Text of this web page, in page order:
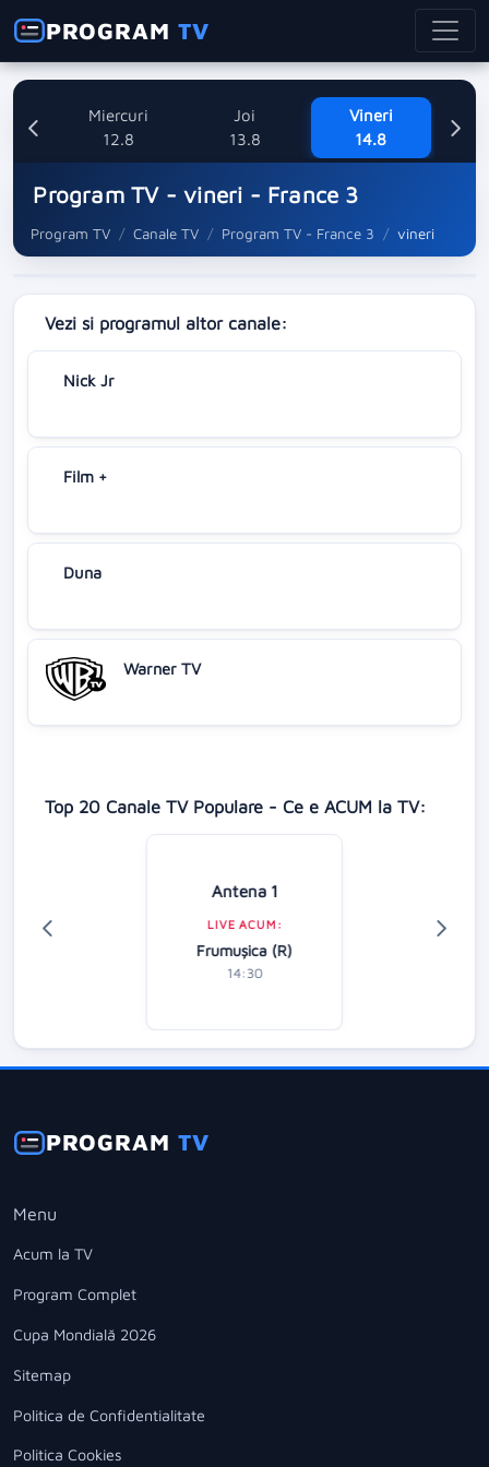
PROGRAMTV
Miercuri
12.8
Joi
13.8
Vineri
14.8
Program TV - vineri - France 3
Program TV Canale TV Program TV - France 3 vineri
Vezi si programul altor canale:
Nick Jr
Film +
Duna
Warner TV
Top 20 Canale TV Populare - Ce e ACUM la TV:
Antena 1
LIVE ACUM:
Frumușica (R)
14:30
PROGRAMTV
Menu
Acum la TV
Program Complet
Cupa Mondială 2026
Sitemap
Politica de Confidentialitate
Politica Cookies